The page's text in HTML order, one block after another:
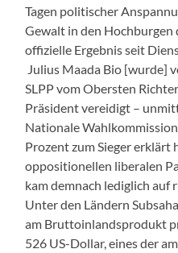
Tagen politischer
Gewalt in den
offizielle Ergebnis seit
Julius Maada Bio [wurde]
SLPP vom Obersten
Präsident vereidigt –
Nationale
Prozent zum Sieger
oppositionellen liberalen
kam demnach lediglich auf
Unter den Ländern
am Bruttoinlandsprodukt
526 US-Dollar, eines der